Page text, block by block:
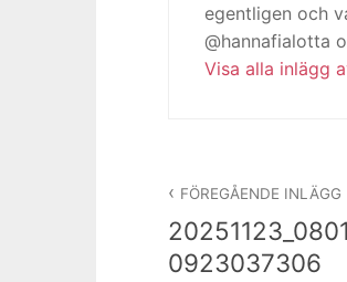
egentligen och
@hannafialotta
Visa alla inlägg
FÖREGÅENDE INLÄGG
0923037306